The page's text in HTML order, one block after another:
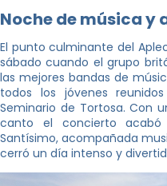
Noche de música y
El punto culminante del
sábado cuando el grupo
las mejores bandas de
todos los jóvenes
Seminario de Tortosa. Con
canto el concierto
Santísimo, acompañada
cerró un día intenso y